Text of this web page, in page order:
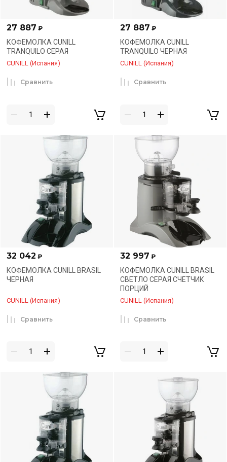
27 887 ₽
КОФЕМОЛКА CUNILL
TRANQUILO СЕРАЯ
CUNILL (Испания)
Сравнить
27 887 ₽
КОФЕМОЛКА CUNILL
TRANQUILO ЧЕРНАЯ
CUNILL (Испания)
Сравнить
32 042 ₽
КОФЕМОЛКА CUNILL BRASIL
ЧЕРНАЯ
CUNILL (Испания)
Сравнить
32 997 ₽
КОФЕМОЛКА CUNILL BRASIL
СВЕТЛО СЕРАЯ СЧЕТЧИК
ПОРЦИЙ
CUNILL (Испания)
Сравнить